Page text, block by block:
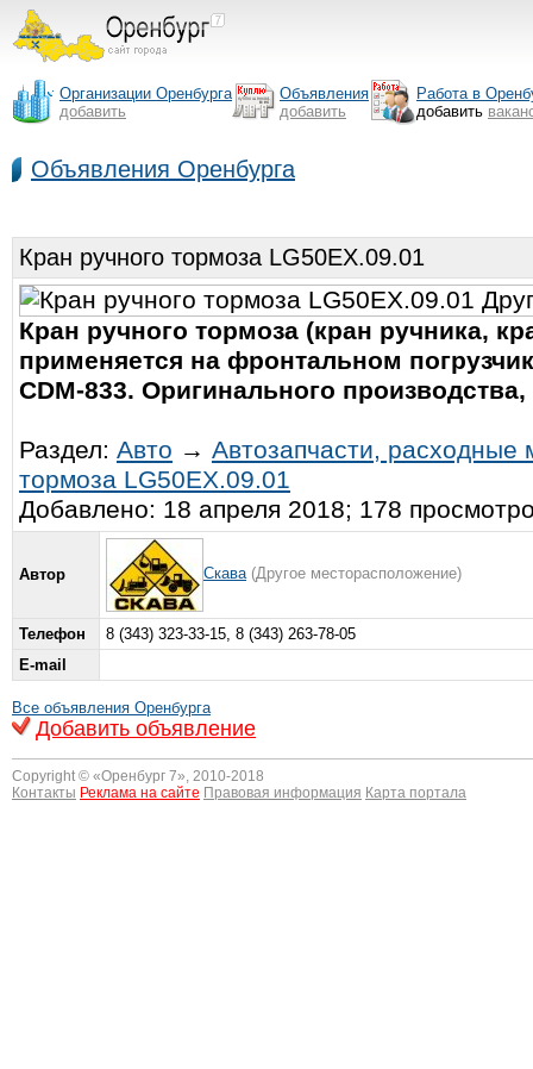
Организации Оренбурга
добавить
Объявления
добавить
Работа в
добавить
Объявления Оренбурга
Кран ручного тормоза LG50EX.09.01
Кран ручного тормоза (кран ручника,
применяется на фронтальном
CDM-833. Оригинального
Раздел: Авто → Автозапчасти, расходные
тормоза LG50EX.09.01
Добавлено: 18 апреля 2018; 178
Автор Скава (Другое месторасположение)
Телефон
8 (343) 323-33-15, 8 (343) 263-78-05
E-mail
Все объявления Оренбурга
Добавить объявление
Copyright © «Оренбург 7», 2010-2018
Контакты Реклама на сайте Правовая информация Карта портала